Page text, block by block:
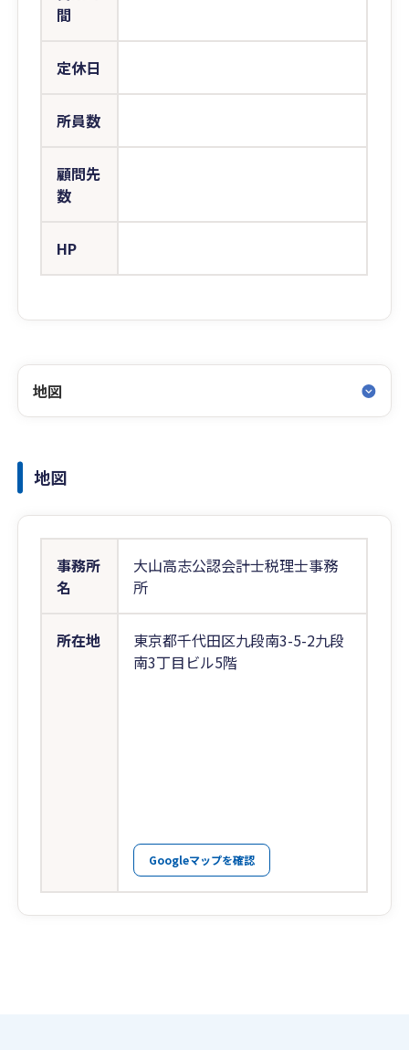
間
定休日
所員数
顧問先
数
HP
地図
地図
事務所
名
大山高志公認会計士税理士事務
所
所在地
東京都千代田区九段南3-5-2九段
南3丁目ビル5階
Googleマップを確認